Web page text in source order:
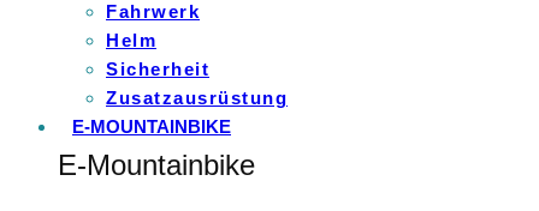
Fahrwerk
Helm
Sicherheit
Zusatzausrüstung
E-MOUNTAINBIKE
E-Mountainbike